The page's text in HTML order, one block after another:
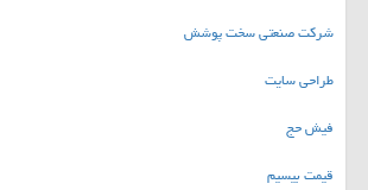
شرکت صنعتی سخت پوشش
طراحی سایت
فیش حج
قیمت بیسیم